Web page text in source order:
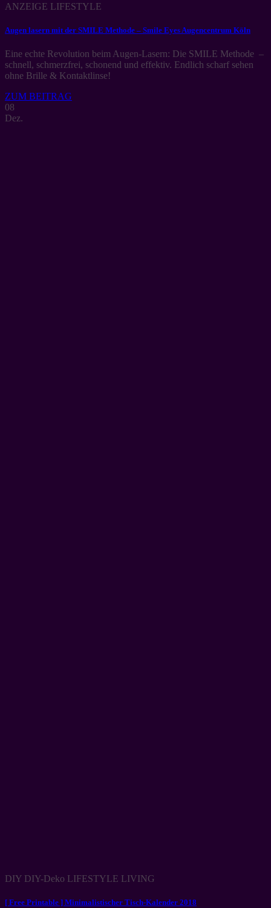
ANZEIGE LIFESTYLE
Augen lasern mit der SMILE Methode – Smile Eyes Augencentrum Köln
Eine echte Revolution beim Augen-Lasern: Die SMILE Methode –
schnell, schmerzfrei, schonend und effektiv. Endlich scharf sehen
ohne Brille & Kontaktlinse!
ZUM BEITRAG
08
Dez.
DIY DIY-Deko LIFESTYLE LIVING
[ Free Printable ] Minimalistischer Tisch-Kalender 2018